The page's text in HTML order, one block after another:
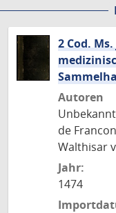
2 Cod.
Autoren
de
Walthisar
Jahr:
1474